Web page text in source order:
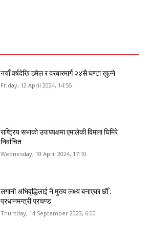
नयाँ वर्षदेखि ठमेल र दरबारमार्ग २४सै घण्टा खुल्ने
Friday, 12 April 2024, 14:55
राष्ट्रिय सभाको उपाध्यक्षमा एमालेकी विमला घिमिरे
निर्वाचित
Wednesday, 10 April 2024, 17:10
लगानी अभिवृद्धिलाई नै मुख्य लक्ष्य बनाएका छौँ :
प्रधानमन्त्री प्रचण्ड
Thursday, 14 September 2023, 6:00